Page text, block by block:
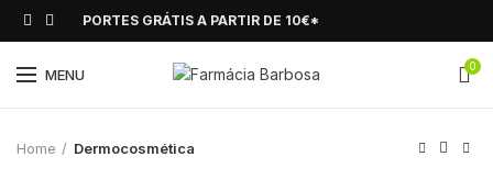
PORTES GRÁTIS A PARTIR DE 10€*
MENU 0
Click to enlarge
Home Dermocosmética